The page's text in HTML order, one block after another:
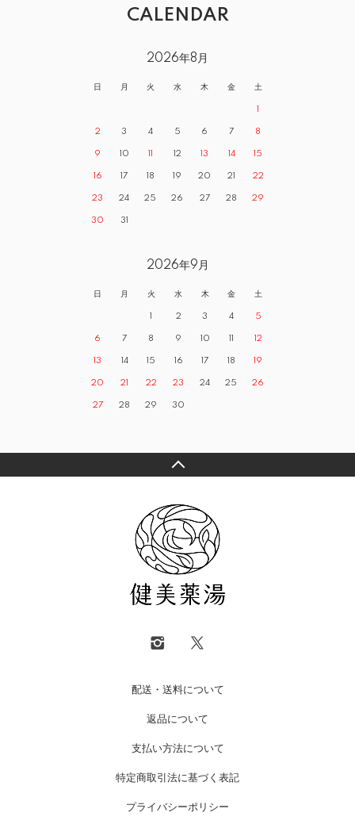
CALENDAR
2026年8月
日 月 火 水 木 金 土
1
2 3 4 5 6 7 8
9 10 11 12 13 14 15
16 17 18 19 20 21 22
23 24 25 26 27 28 29
30 31
2026年9月
日 月 火 水 木 金 土
1 2 3 4 5
6 7 8 9 10 11 12
13 14 15 16 17 18 19
20 21 22 23 24 25 26
27 28 29 30
配送・送料について
返品について
支払い方法について
特定商取引法に基づく表記
プライバシーポリシー